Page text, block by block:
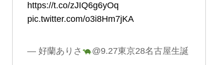
https://t.co/zJIQ6g6yOq
pic.twitter.com/o3i8Hm7jKA
— 好蘭ありさ @9.27東京28名古屋生誕